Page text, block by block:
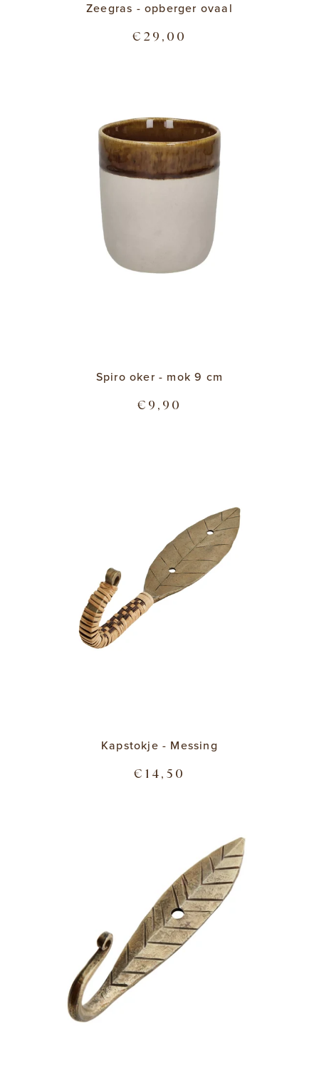
Zeegras - opberger ovaal
€29,00
Spiro oker - mok 9 cm
€9,90
Kapstokje - Messing
€14,50